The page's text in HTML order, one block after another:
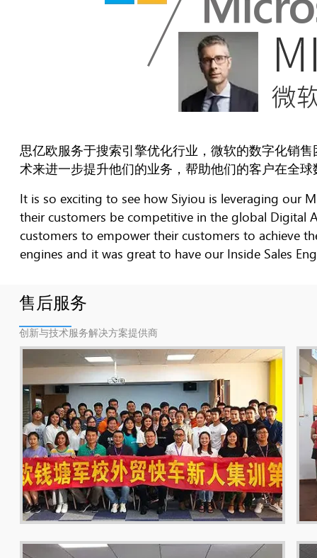
售后服务
创新与技术服务解决方案提供商
思亿欧服务于搜索引擎优化行业，微软的数字化销
术来进一步提升他们的业务，帮助他们的客户在全
It is so exciting to see how Siyiou is leveraging our
their customers be competitive in the global Digital
customers to empower their customers to achieve
engines and it was great to have our Inside Sales